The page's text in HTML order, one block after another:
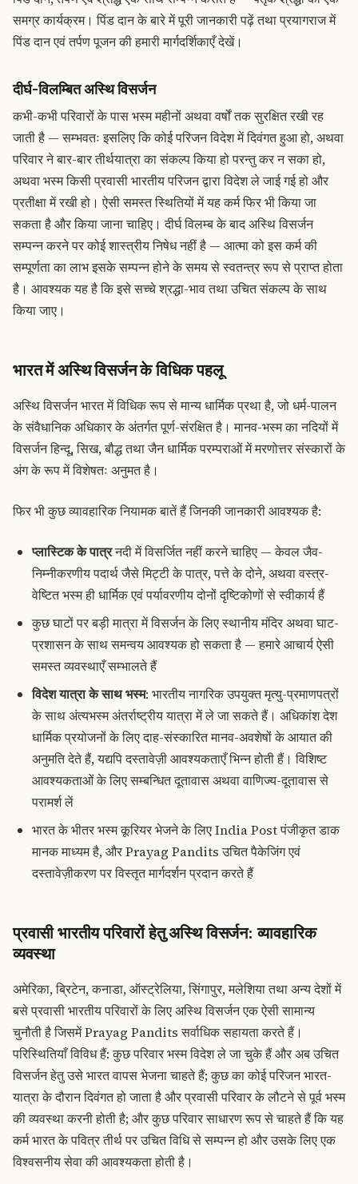
समग्र कार्यक्रम।पिंड दान के बारे में पूरी जानकारी पढ़ेंतथा प्रयागराज में
पिंड दान एवं तर्पण पूजन की हमारी मार्गदर्शिकाएँ देखें।
दीर्घ-विलम्बित अस्थि विसर्जन
कभी-कभी परिवारों के पास भस्म महीनों अथवा वर्षों तक सुरक्षित रखी रह
जाती है — सम्भवतः इसलिए कि कोई परिजन विदेश में दिवंगत हुआ हो, अथवा
परिवार ने बार-बार तीर्थयात्रा का संकल्प किया हो परन्तु कर न सका हो,
अथवा भस्म किसी प्रवासी भारतीय परिजन द्वारा विदेश ले जाई गई हो और
प्रतीक्षा में रखी हो। ऐसी समस्त स्थितियों में यह कर्म फिर भी किया जा
सकता है और किया जाना चाहिए। दीर्घ विलम्ब के बाद अस्थि विसर्जन
सम्पन्न करने पर कोई शास्त्रीय निषेध नहीं है — आत्मा को इस कर्म की
सम्पूर्णता का लाभ इसके सम्पन्न होने के समय से स्वतन्त्र रूप से प्राप्त होता
है। आवश्यक यह है कि इसे सच्चे श्रद्धा-भाव तथा उचित संकल्प के साथ
किया जाए।
भारत में अस्थि विसर्जन के विधिक पहलू
अस्थि विसर्जन भारत में विधिक रूप से मान्य धार्मिक प्रथा है, जो धर्म-पालन
के संवैधानिक अधिकार के अंतर्गत पूर्ण-संरक्षित है। मानव-भस्म का नदियों में
विसर्जन हिन्दू, सिख, बौद्ध तथा जैन धार्मिक परम्पराओं में मरणोत्तर संस्कारों के
अंग के रूप में विशेषतः अनुमत है।
फिर भी कुछ व्यावहारिक नियामक बातें हैं जिनकी जानकारी आवश्यक है:
प्लास्टिक के पात्रनदी में विसर्जित नहीं करने चाहिए — केवल जैव-
निम्नीकरणीय पदार्थ जैसे मिट्टी के पात्र, पत्ते के दोने, अथवा वस्त्र-
वेष्टित भस्म ही धार्मिक एवं पर्यावरणीय दोनों दृष्टिकोणों से स्वीकार्य हैं
कुछ घाटों पर बड़ी मात्रा में विसर्जन के लिए स्थानीय मंदिर अथवा घाट-
प्रशासन के साथ समन्वय आवश्यक हो सकता है — हमारे आचार्य ऐसी
समस्त व्यवस्थाएँ सम्भालते हैं
विदेश यात्रा के साथ भस्म: भारतीय नागरिक उपयुक्त मृत्यु-प्रमाणपत्रों
के साथ अंत्यभस्म अंतर्राष्ट्रीय यात्रा में ले जा सकते हैं। अधिकांश देश
धार्मिक प्रयोजनों के लिए दाह-संस्कारित मानव-अवशेषों के आयात की
अनुमति देते हैं, यद्यपि दस्तावेज़ी आवश्यकताएँ भिन्न होती हैं। विशिष्ट
आवश्यकताओं के लिए सम्बन्धित दूतावास अथवा वाणिज्य-दूतावास से
परामर्श लें
भारत के भीतर भस्म कूरियर भेजने के लिए India Post पंजीकृत डाक
मानक माध्यम है, और Prayag Pandits उचित पैकेजिंग एवं
दस्तावेज़ीकरण पर विस्तृत मार्गदर्शन प्रदान करते हैं
प्रवासी भारतीय परिवारों हेतु अस्थि विसर्जन: व्यावहारिक
व्यवस्था
अमेरिका, ब्रिटेन, कनाडा, ऑस्ट्रेलिया, सिंगापुर, मलेशिया तथा अन्य देशों में
बसे प्रवासी भारतीय परिवारों के लिए अस्थि विसर्जन एक ऐसी सामान्य
चुनौती है जिसमें Prayag Pandits सर्वाधिक सहायता करते हैं।
परिस्थितियाँ विविध हैं: कुछ परिवार भस्म विदेश ले जा चुके हैं और अब उचित
विसर्जन हेतु उसे भारत वापस भेजना चाहते हैं; कुछ का कोई परिजन भारत-
यात्रा के दौरान दिवंगत हो जाता है और प्रवासी परिवार के लौटने से पूर्व भस्म
की व्यवस्था करनी होती है; और कुछ परिवार साधारण रूप से चाहते हैं कि यह
कर्म भारत के पवित्र तीर्थ पर उचित विधि से सम्पन्न हो और उसके लिए एक
विश्वसनीय सेवा की आवश्यकता होती है।